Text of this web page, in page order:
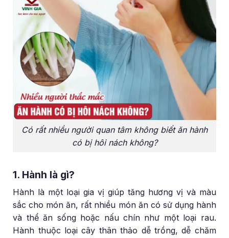
Có rất nhiều người quan tâm không biết ăn hành
có bị hôi nách không?
1. Hành là gì?
Hành là một loại gia vị giúp tăng hương vị và màu
sắc cho món ăn, rất nhiều món ăn có sử dụng hành
và thể ăn sống hoặc nấu chín như một loại rau.
Hành thuộc loại cây thân thảo dễ trồng, dễ chăm